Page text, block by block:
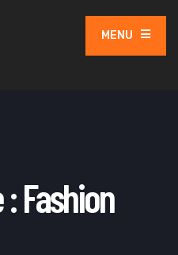
MENU
:Fashion